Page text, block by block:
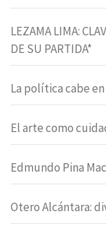
LEZAMA LIMA:
DE SU PARTIDA*
La política cabe
El arte como
Edmundo Pina
Otero Alcántara: